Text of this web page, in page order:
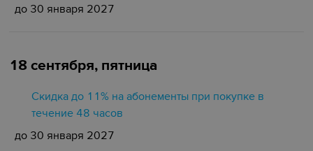
до 30 января 2027
18 сентября, пятница
Скидка до 11% на абонементы при покупке в
течение 48 часов
до 30 января 2027